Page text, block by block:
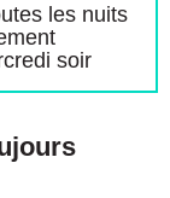
les nuits
soir